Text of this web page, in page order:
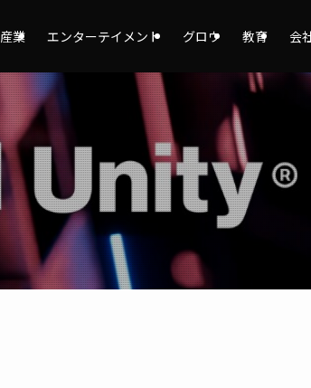
産業 エンターテイメント グロウ 教育 会